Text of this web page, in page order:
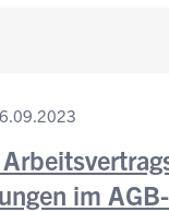
im